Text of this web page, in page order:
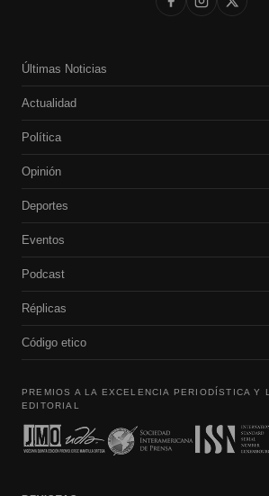
Últimas Noticias
Actualidad
Política
Opinión
Deportes
Eventos
Podcast
Réplicas
Código etico
PREMIOS A LA EXCELENCIA PERIODÍSTICA Y
EDITORIAL